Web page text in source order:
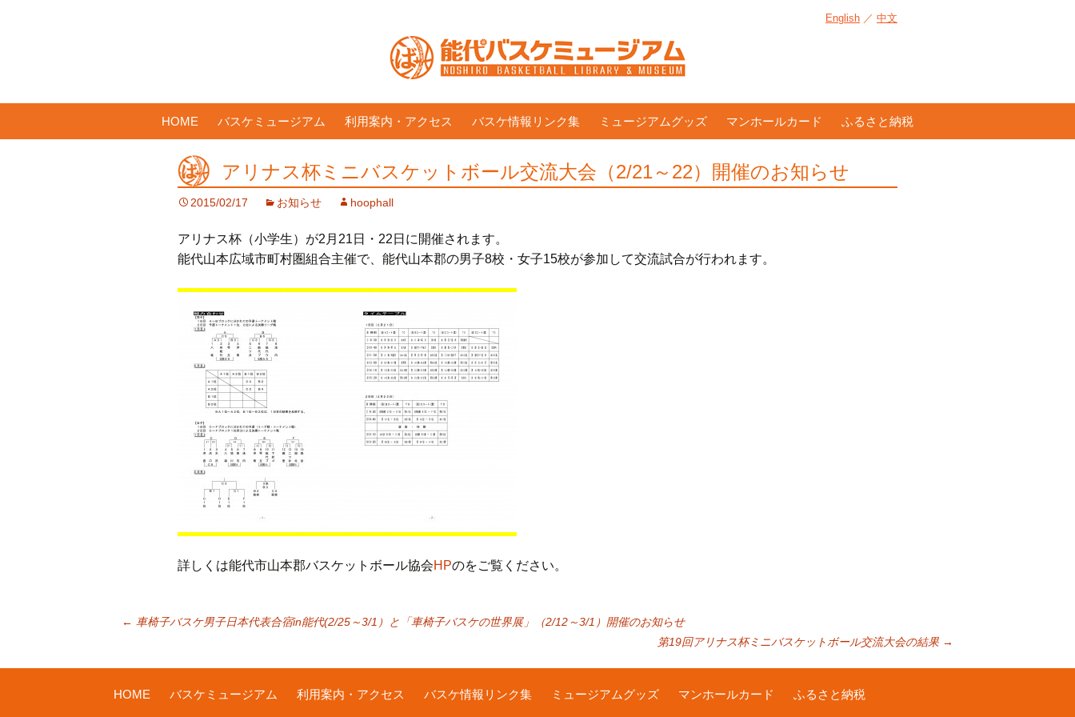
English ／ 中文
HOME バスケミュージアム 利用案内・アクセス バスケ情報リンク集 ミュージアムグッズ マンホールカード ふるさと納税
アリナス杯ミニバスケットボール交流大会（2/21～22）開催のお知らせ
2015/02/17 お知らせ hoophall
アリナス杯（小学生）が2月21日・22日に開催されます。
能代山本広域市町村圏組合主催で、能代山本郡の男子8校・女子15校が参加して交流試合が行われます。
詳しくは能代市山本郡バスケットボール協会HPのをご覧ください。
稿
← 車椅子バスケ男子日本代表合宿in能代(2/25～3/1）と「車椅子バスケの世界展」（2/12～3/1）開催のお知らせ
第19回アリナス杯ミニバスケットボール交流大会の結果 →
HOME バスケミュージアム 利用案内・アクセス バスケ情報リンク集 ミュージアムグッズ マンホールカード ふるさと納税